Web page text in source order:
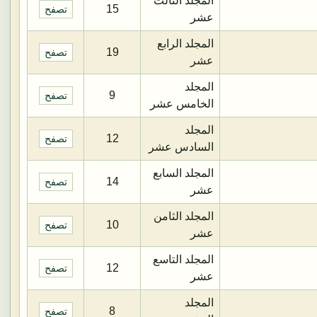
عشر
15 تصفح
المجلد الرابع
عشر
19 تصفح
المجلد
الخامس عشر
9 تصفح
المجلد
السادس عشر
12 تصفح
المجلد السابع
عشر
14 تصفح
المجلد الثامن
عشر
10 تصفح
المجلد التاسع
عشر
12 تصفح
المجلد
8 تصفح